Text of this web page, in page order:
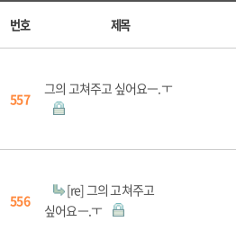
번호 제목
557
그의 고쳐주고 싶어요ㅡ.ㅜ
556
[re] 그의 고쳐주고
싶어요ㅡ.ㅜ